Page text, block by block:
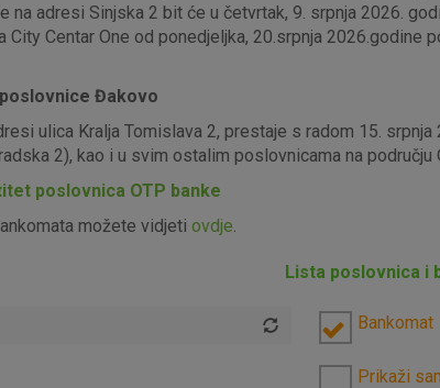
na adresi Sinjska 2 bit će u četvrtak, 9. srpnja 2026.
City Centar One od ponedjeljka, 20.srpnja
Đakovo
ulica Kralja Tomislava 2, prestaje s radom 15.
2), kao i u svim ostalim poslovnicama na području
poslovnica OTP banke
možete vidjeti ovdje.
Lista poslovnica i
Bankomat
Prikaži